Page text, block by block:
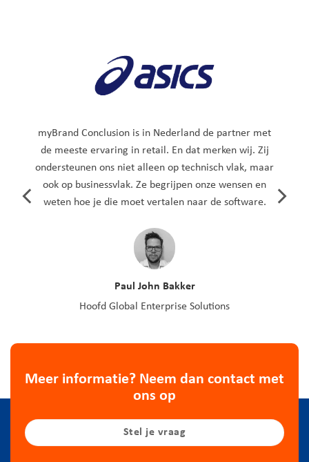
myBrand Conclusion is in Nederland de partner met
de meeste ervaring in retail. En dat merken wij. Zij
ondersteunen ons niet alleen op technisch vlak, maar
ook op businessvlak. Ze begrijpen onze wensen en
weten hoe je die moet vertalen naar de software.
Paul John Bakker
Hoofd Global Enterprise Solutions
Meer informatie? Neem dan contact met
ons op
Stel je vraag